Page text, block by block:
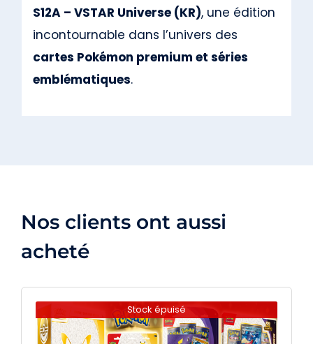
S12A – VSTAR Universe (KR), une édition
incontournable dans l’univers des
cartes Pokémon premium et séries
emblématiques.
Nos clients ont aussi
acheté
Stock épuisé